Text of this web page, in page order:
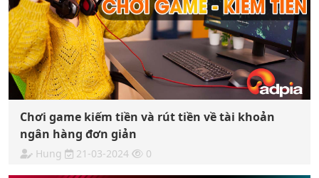
Chơi game kiếm tiền và rút tiền về tài khoản
ngân hàng đơn giản
Hung 21-03-2024 0